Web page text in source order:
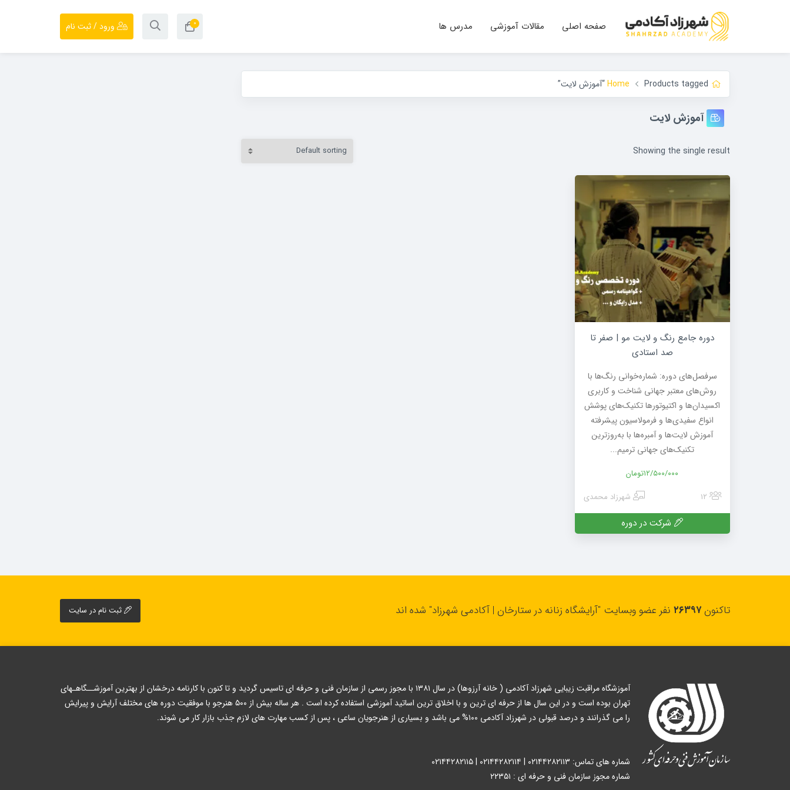
صفحه اصلی مقالات آموزشی مدرس ها ورود / ثبت نام ۰
Home Products tagged “آموزش لایت”
آموزش لایت
Showing the single result
دوره جامع رنگ و لایت مو | صفر تا
صد استادی
سرفصل‌های دوره: شماره‌خوانی رنگ‌ها با
روش‌های معتبر جهانی شناخت و کاربری
اکسیدان‌ها و اکتیوتورها تکنیک‌های پوشش
انواع سفیدی‌ها و فرمولاسیون پیشرفته
آموزش لایت‌ها و آمبره‌ها با به‌روزترین
تکنیک‌های جهانی ترمیم...
۱۲/۵۰۰/۰۰۰تومان
شهرزاد محمدی
شرکت در دوره
تاکنون۲۶۳۹۷ نفر عضو وبسایت "آرایشگاه زنانه در ستارخان | آکادمی شهرزاد" شده اند ثبت نام در سایت
آموزشگاه مراقبت زیبایی شهرزاد آکادمی ( خانه آرزوها) در سال ۱۳۸۱ با مجوز رسمی از سازمان فنی و حرفه ای تاسیس گردید و تا کنون با کارنامه درخشان از بهترین آموزشــگاهـهای
تهران بوده است و در این سال ها از حرفه ای ترین و با اخلاق ترین اساتید آموزشی استفاده کرده است . هر ساله بیش از ۵۰۰ هنرجو با موفقیت دوره های مختلف آرایش و پیرایش
را می گذرانند و درصد قبولی در شهرزاد آکادمی ۱۰۰% می باشد و بسیاری از هنرجویان ساعی ، پس از کسب مهارت های لازم جذب بازار کار می شوند.
شماره های تماس: ۰۲۱۴۴۲۸۲۱۱۳ | ۰۲۱۴۴۲۸۲۱۱۴ | ۰۲۱۴۴۲۸۲۱۱۵
شماره مجوز سازمان فنی و حرفه ای : ۲۲۳۵۱